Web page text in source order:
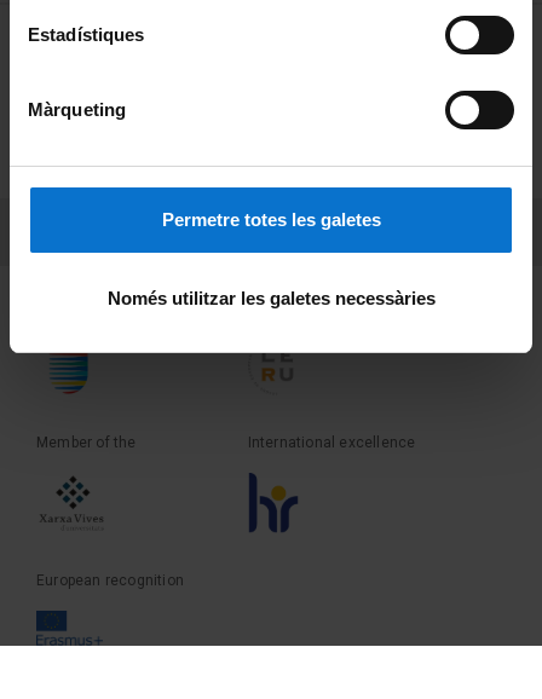
Estadístiques
Màrqueting
Permetre totes les galetes
Només utilitzar les galetes necessàries
MENÚ PEU 1
Terms and privacy
Founder of the Member of the
Member of the International excellence
European recognition